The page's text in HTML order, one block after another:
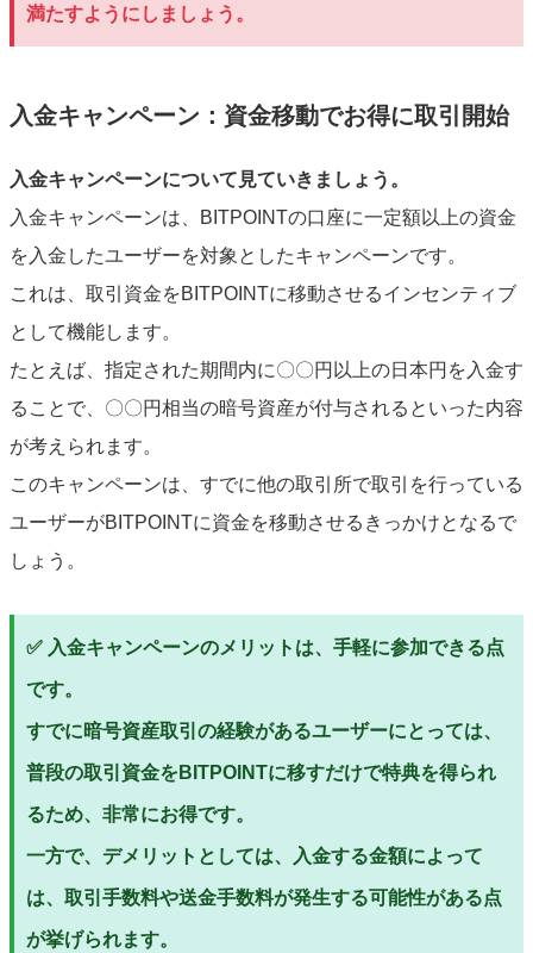
満たすようにしましょう。
入金キャンペーン：資金移動でお得に取引開始
入金キャンペーンについて見ていきましょう。
入金キャンペーンは、BITPOINTの口座に一定額以上の資金
を入金したユーザーを対象としたキャンペーンです。
これは、取引資金をBITPOINTに移動させるインセンティブ
として機能します。
たとえば、指定された期間内に〇〇円以上の日本円を入金す
ることで、〇〇円相当の暗号資産が付与されるといった内容
が考えられます。
このキャンペーンは、すでに他の取引所で取引を行っている
ユーザーがBITPOINTに資金を移動させるきっかけとなるで
しょう。
✅ 入金キャンペーンのメリットは、手軽に参加できる点
です。
すでに暗号資産取引の経験があるユーザーにとっては、
普段の取引資金をBITPOINTに移すだけで特典を得られ
るため、非常にお得です。
一方で、デメリットとしては、入金する金額によって
は、取引手数料や送金手数料が発生する可能性がある点
が挙げられます。